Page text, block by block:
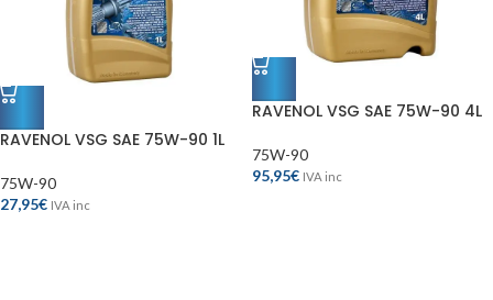
RAVENOL VSG SAE 75W-90 1L
75W-90
27,95€ IVA inc
RAVENOL VSG SAE 75W-90 4L
75W-90
95,95€ IVA inc